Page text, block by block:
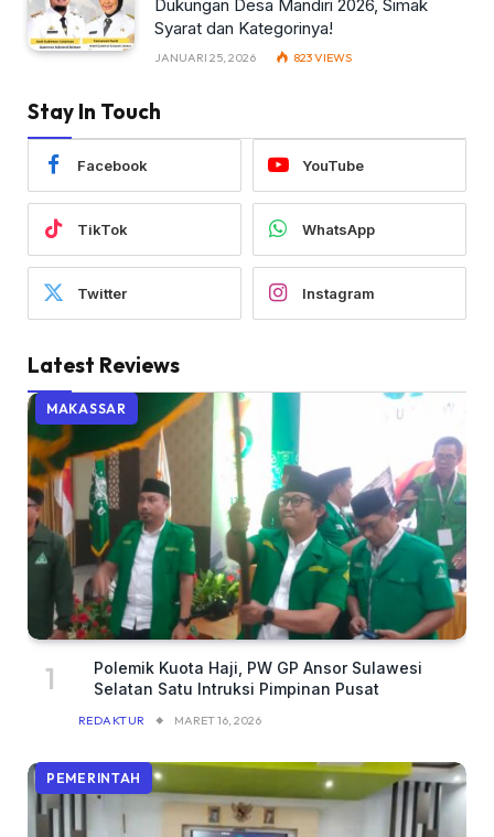
Dukungan Desa Mandiri 2026, Simak
Syarat dan Kategorinya!
JANUARI 25, 2026 823VIEWS
Stay In Touch
Facebook YouTube
TikTok WhatsApp
Twitter Instagram
Latest Reviews
MAKASSAR
Polemik Kuota Haji, PW GP Ansor Sulawesi
Selatan Satu Intruksi Pimpinan Pusat
REDAKTUR MARET 16, 2026
PEMERINTAH